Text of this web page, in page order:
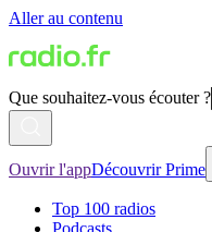
Aller au contenu
Que souhaitez-vous écouter ?
Ouvrir l'appDécouvrir Prime
Top 100 radios
Podcasts